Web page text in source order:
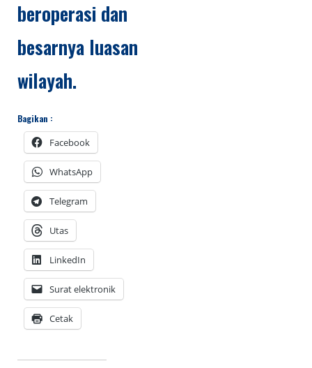
beroperasi dan
besarnya luasan
wilayah.
Bagikan :
Facebook
WhatsApp
Telegram
Utas
LinkedIn
Surat elektronik
Cetak